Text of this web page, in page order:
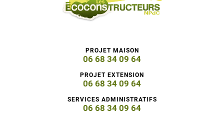
PROJET MAISON
06 68 34 09 64
PROJET EXTENSION
06 68 34 09 64
SERVICES ADMINISTRATIFS
06 68 34 09 64